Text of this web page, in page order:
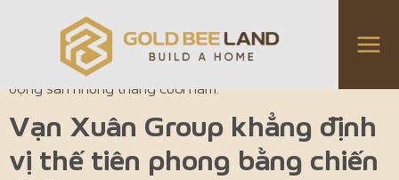
Ngày 10.10.2025, Vạn Xuân Group chính thức khởi động
chiến dịch ra quân dự án Happy One Mori. Sự kiện quy tụ
gần 3.000 CVTV đến từ 22 đơn vị phân phối 2 miền Nam –
Bắc. Đánh dấu một cú hích mạnh mẽ cho thị trường bất
động sản những tháng cuối năm.
Vạn Xuân Group khẳng định
vị thế tiên phong bằng chiến